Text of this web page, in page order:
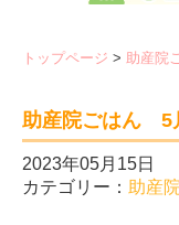
トップページ > 助産院
助産院ごはん
2023年05月15日
カテゴリー： 助産